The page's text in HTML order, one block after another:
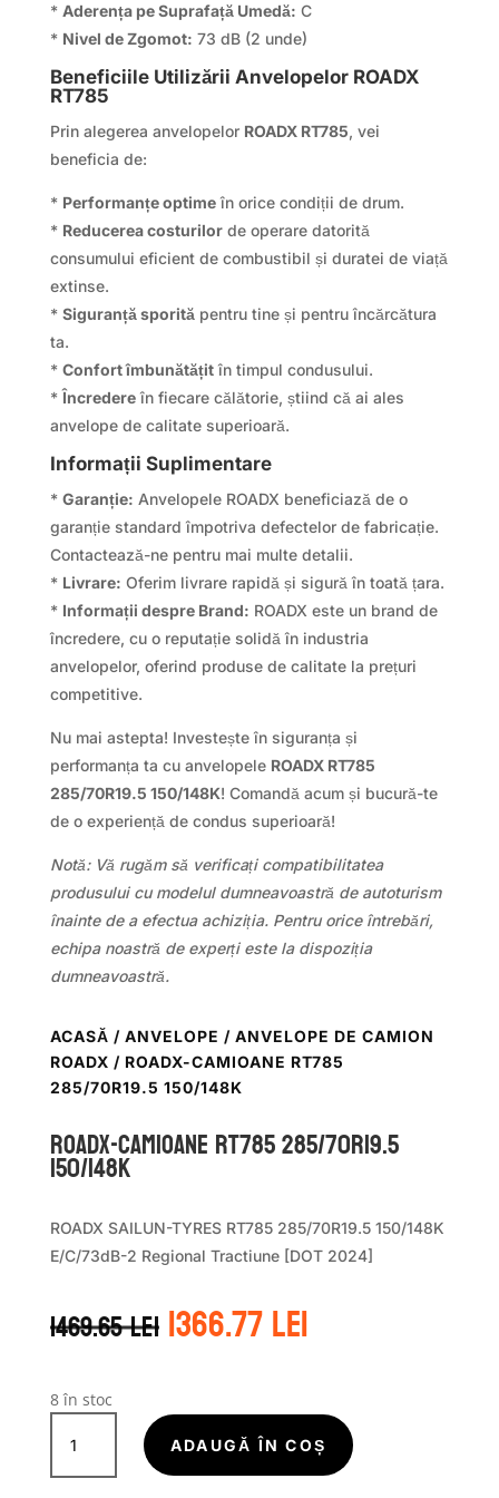
* Aderența pe Suprafață Umedă: C
* Nivel de Zgomot: 73 dB (2 unde)
Beneficiile Utilizării Anvelopelor ROADX
RT785
Prin alegerea anvelopelor ROADX RT785, vei
beneficia de:
* Performanțe optimeîn orice condiții de drum.
* Reducerea costurilorde operare datorită
consumului eficient de combustibil și duratei de viață
extinse.
* Siguranță sporităpentru tine și pentru încărcătura
ta.
* Confort îmbunătățitîn timpul condusului.
*Încredereîn fiecare călătorie, știind că ai ales
anvelope de calitate superioară.
Informații Suplimentare
* Garanție: Anvelopele ROADX beneficiază de o
garanție standard împotriva defectelor de fabricație.
Contactează-ne pentru mai multe detalii.
* Livrare: Oferim livrare rapidă și sigură în toată țara.
* Informații despre Brand: ROADX este un brand de
încredere, cu o reputație solidă în industria
anvelopelor, oferind produse de calitate la prețuri
competitive.
Nu mai astepta! Investește în siguranța și
performanța ta cu anvelopele ROADX RT785
285/70R19.5 150/148K! Comandă acum și bucură-te
de o experiență de condus superioară!
Notă: Vă rugăm să verificați compatibilitatea
produsului cu modelul dumneavoastră de autoturism
înainte de a efectua achiziția. Pentru orice întrebări,
echipa noastră de experți este la dispoziția
dumneavoastră.
ACASĂ / ANVELOPE / ANVELOPE DE CAMION
ROADX / ROADX-CAMIOANE RT785
285/70R19.5 150/148K
ROADX-CAMIOANE RT785 285/70R19.5
150/148K
ROADX SAILUN-TYRES RT785 285/70R19.5 150/148K
E/C/73dB-2 Regional Tractiune [DOT 2024]
1469.65lei Prețul
inițial
1469.65 lei.
1366.77leiPrețul
curent
8 în stoc
Cantitate
ROADX-
CAMIOANE
ADAUGĂ ÎN COȘ